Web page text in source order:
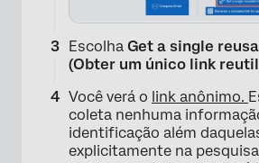
Escolha Get a single
(Obter um único link
Você verá o link anônimo.
coleta nenhuma
identificação além
explicitamente na